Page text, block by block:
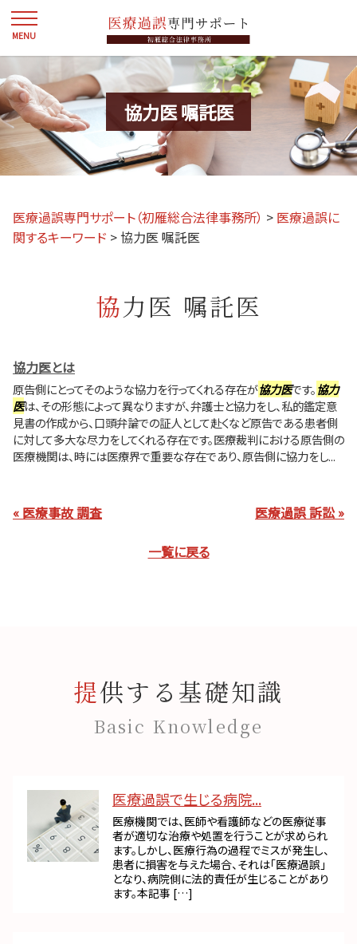
協力医 嘱託医
医療過誤専門サポート（初雁総合法律事務所） > 医療過誤に
関するキーワード >協力医 嘱託医
協力医 嘱託医
協力医とは
原告側にとってそのような協力を行ってくれる存在が協力医です。協力
医は、その形態によって異なりますが、弁護士と協力をし、私的鑑定意
見書の作成から、口頭弁論での証人として赴くなど原告である患者側
に対して多大な尽力をしてくれる存在です。医療裁判における原告側の
医療機関は、時には医療界で重要な存在であり、原告側に協力をし...
« 医療事故 調査 医療過誤 訴訟 »
一覧に戻る
提供する基礎知識
Basic Knowledge
医療過誤で生じる病院...
医療機関では、医師や看護師などの医療従事
者が適切な治療や処置を行うことが求められ
ます。しかし、医療行為の過程でミスが発生し、
患者に損害を与えた場合、それは「医療過誤」
となり、病院側に法的責任が生じることがあり
ます。本記事 […]